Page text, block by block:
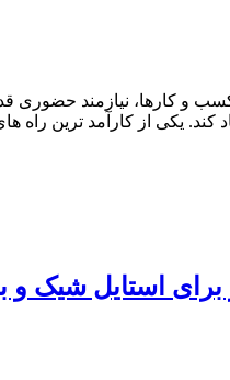
و کارها، نیازمند حضوری
از کارآمد ترین راه های